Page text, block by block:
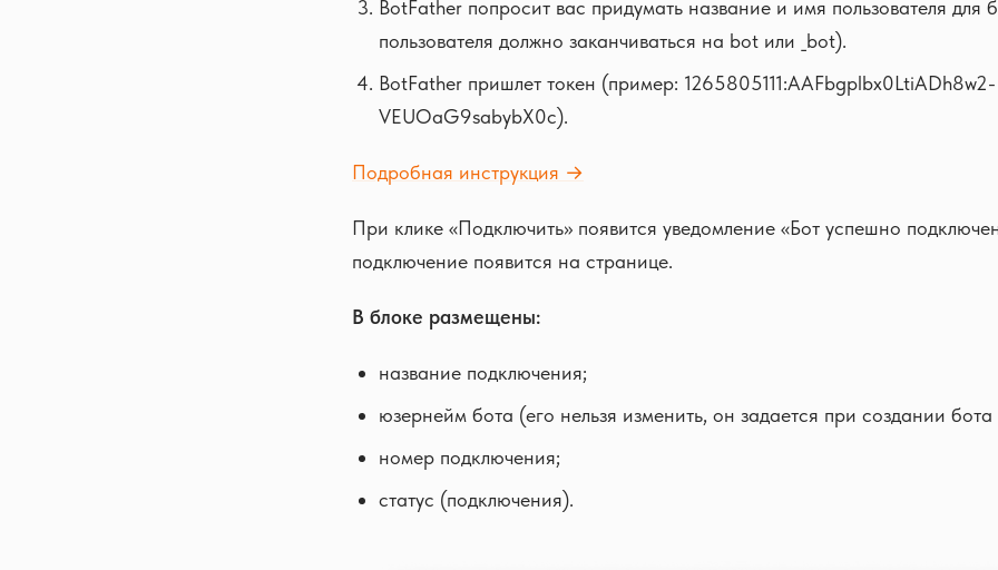
BotFather попросит вас придумать название и имя пользователя для
пользователя должно заканчиваться на bot или _bot).
BotFather пришлет токен (пример: 1265805111:AAFbgplbx0LtiADh8w2-
VEUOaG9sabybX0c).
Подробная инструкция →
При клике «Подключить» появится уведомление «Бот успешно
подключение появится на странице.
В блоке размещены:
название подключения;
юзернейм бота (его нельзя изменить, он задается при создании
номер подключения;
статус (подключения).